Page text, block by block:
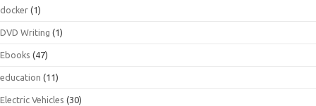
docker (1)
DVD Writing (1)
Ebooks (47)
education (11)
Electric Vehicles (30)